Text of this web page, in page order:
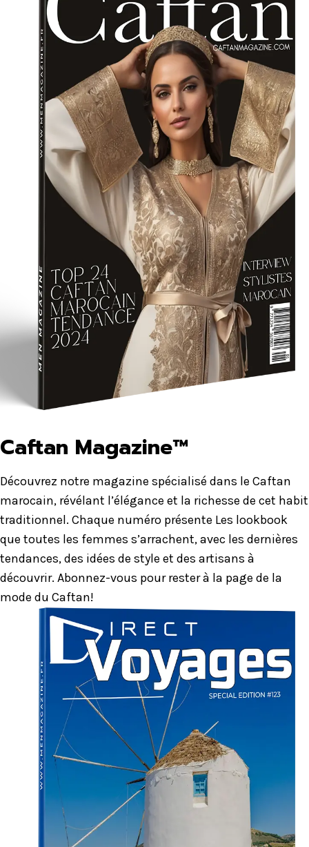
Caftan Magazine™
Découvrez notre magazine spécialisé dans le Caftan
marocain, révélant l’élégance et la richesse de cet habit
traditionnel. Chaque numéro présente Les lookbook
que toutes les femmes s’arrachent, avec les dernières
tendances, des idées de style et des artisans à
découvrir. Abonnez-vous pour rester à la page de la
mode du Caftan!